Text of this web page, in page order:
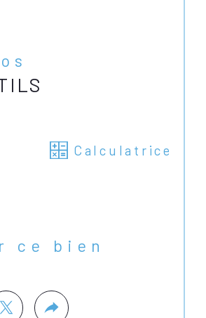
Nos
Calculatrice
ce bien